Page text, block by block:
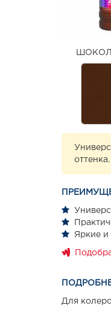
оттенка.
Яркие и
Для